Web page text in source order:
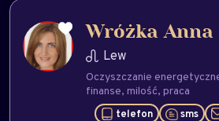
Wróżka Anna
Lew
Oczyszczanie
finanse milość praca
telefon sms